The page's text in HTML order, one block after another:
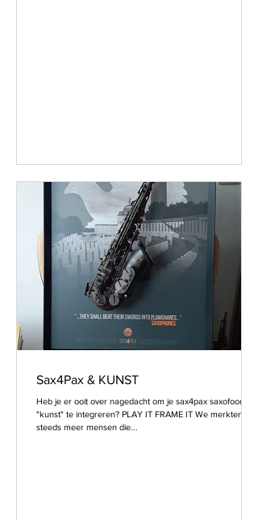
Sax4Pax & KUNST
Heb je er ooit over nagedacht om je sax4pax saxofoon als
"kunst" te integreren? PLAY IT FRAME IT We merkten dat
steeds meer mensen die...